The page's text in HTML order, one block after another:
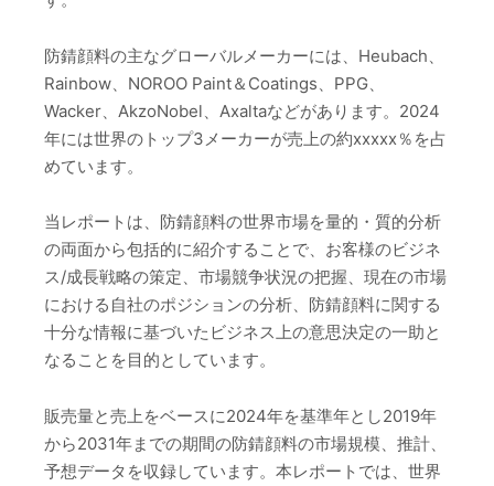
防錆顔料の主なグローバルメーカーには、Heubach、
Rainbow、NOROO Paint＆Coatings、PPG、
Wacker、AkzoNobel、Axaltaなどがあります。2024
年には世界のトップ3メーカーが売上の約xxxxx％を占
めています。
当レポートは、防錆顔料の世界市場を量的・質的分析
の両面から包括的に紹介することで、お客様のビジネ
ス/成長戦略の策定、市場競争状況の把握、現在の市場
における自社のポジションの分析、防錆顔料に関する
十分な情報に基づいたビジネス上の意思決定の一助と
なることを目的としています。
販売量と売上をベースに2024年を基準年とし2019年
から2031年までの期間の防錆顔料の市場規模、推計、
予想データを収録しています。本レポートでは、世界